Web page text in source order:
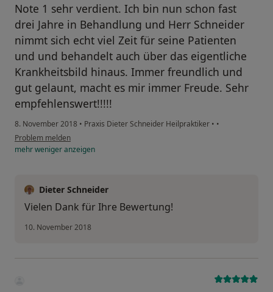
Note 1 sehr verdient. Ich bin nun schon fast
drei Jahre in Behandlung und Herr Schneider
nimmt sich echt viel Zeit für seine Patienten
und und behandelt auch über das eigentliche
Krankheitsbild hinaus. Immer freundlich und
gut gelaunt, macht es mir immer Freude. Sehr
empfehlenswert!!!!!
8. November 2018 • Praxis Dieter Schneider Heilpraktiker • •
Problem melden
mehrwenigeranzeigen
Dieter Schneider
Vielen Dank für Ihre Bewertung!
10. November 2018